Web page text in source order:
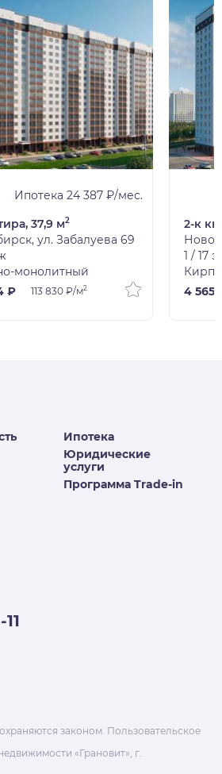
Ипотека 24 387 ₽/мес.
37,9 м2
ул. Забалуева 69
монолитный
₽
113 830 ₽/м2
2-к
1 / 17
4 565
Ипотека
Юридические
услуги
Программа Trade-in
законом. Пользовательское
«Грановит», г.